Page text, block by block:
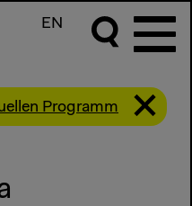
EN
Programm